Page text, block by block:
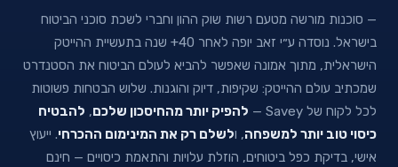
— סוכנות מורשה מטעם רשות שוק ההון וחברי לשכת סוכני הביטוח
בישראל. נוסדה ע״י זאב יופה לאחר 40+ שנה בתעשיית ההייטק
הישראלית, מתוך אמונה שאפשר להביא לעולם הביטוח את הסטנדרט
שמכתיב עולם ההייטק: שקיפות, דיוק והוגנות. שלוש הבטחות פשוטות
לכל לקוח של Savey —
להפיק יותר מהחיסכון שלכם, להבטיח
כיסוי טוב יותר למשפחה, ולשלם רק את המינימום ההכרחי. ייעוץ
אישי, בדיקת כפל ביטוחים, הוזלת עלויות והתאמת כיסויים — חינם